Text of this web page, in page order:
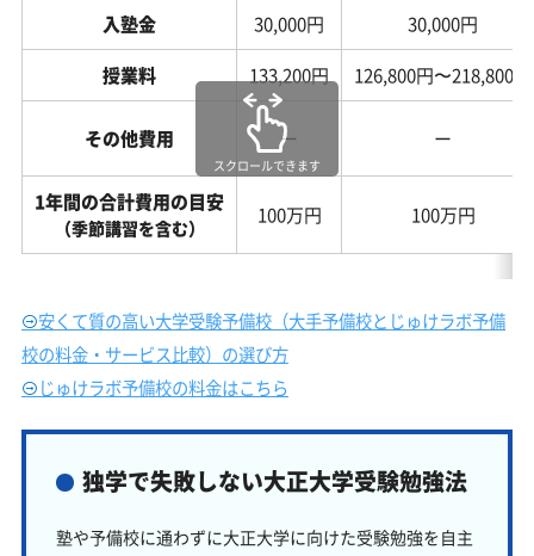
入塾金 30,000円
30,000円
授業料
133,200円 126,800円〜218,800円
その他費用 ー ー
1年間の合計費用の目安
（季節講習を含む） 100万円 100万円
スクロールできます
安くて質の高い大学受験予備校（大手予備校とじゅけラボ予備
校の料金・サービス比較）の選び方
じゅけラボ予備校の料金はこちら
独学で失敗しない大正大学受験勉強法
塾や予備校に通わずに大正大学に向けた受験勉強を自主